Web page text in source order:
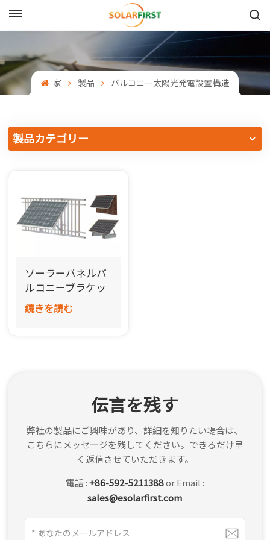
English
Français
中文
Español
Português
한국어
بالعربية
家 製品 バルコニー太陽光発電設置構造
製品カテゴリー
ソーラーパネルバ
ルコニーブラケッ
トマウント
続きを読む
伝言を残す
弊社の製品にご興味があり、詳細を知りたい場合は、
こちらにメッセージを残してください。できるだけ早
く返信させていただきます。
電話 : +86-592-5211388or Email :
sales@esolarfirst.com